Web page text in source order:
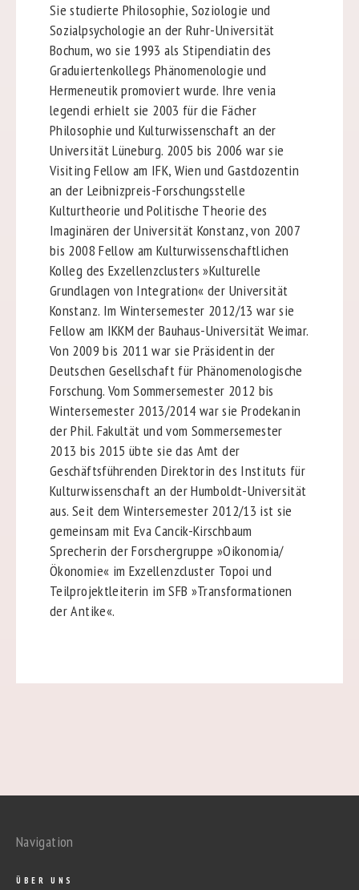
Sie studierte Philosophie, Soziologie und
Sozialpsychologie an der Ruhr-Universität
Bochum, wo sie 1993 als Stipendiatin des
Graduiertenkollegs Phänomenologie und
Hermeneutik promoviert wurde. Ihre venia
legendi erhielt sie 2003 für die Fächer
Philosophie und Kulturwissenschaft an der
Universität Lüneburg. 2005 bis 2006 war sie
Visiting Fellow am IFK, Wien und Gastdozentin
an der Leibnizpreis-Forschungsstelle
Kulturtheorie und Politische Theorie des
Imaginären der Universität Konstanz, von 2007
bis 2008 Fellow am Kulturwissenschaftlichen
Kolleg des Exzellenzclusters »Kulturelle
Grundlagen von Integration« der Universität
Konstanz. Im Wintersemester 2012/13 war sie
Fellow am IKKM der Bauhaus-Universität Weimar.
Von 2009 bis 2011 war sie Präsidentin der
Deutschen Gesellschaft für Phänomenologische
Forschung. Vom Sommersemester 2012 bis
Wintersemester 2013/2014 war sie Prodekanin
der Phil. Fakultät und vom Sommersemester
2013 bis 2015 übte sie das Amt der
Geschäftsführenden Direktorin des Instituts für
Kulturwissenschaft an der Humboldt-Universität
aus. Seit dem Wintersemester 2012/13 ist sie
gemeinsam mit Eva Cancik-Kirschbaum
Sprecherin der Forschergruppe »Oikonomia/
Ökonomie« im Exzellenzcluster Topoi und
Teilprojektleiterin im SFB »Transformationen
der Antike«.
Navigation
ÜBER UNS